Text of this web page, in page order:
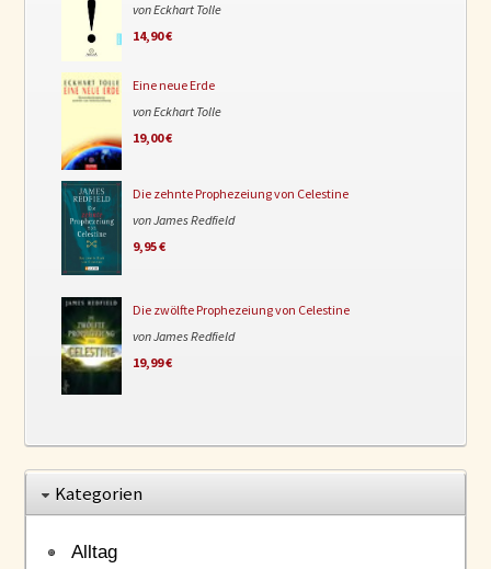
von Eckhart Tolle
14,90 €
Eine neue Erde
von Eckhart Tolle
19,00 €
Die zehnte Prophezeiung von Celestine
von James Redfield
9,95 €
Die zwölfte Prophezeiung von Celestine
von James Redfield
19,99 €
Kategorien
Alltag